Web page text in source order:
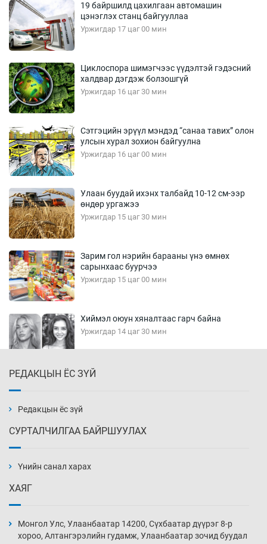
19 байршилд цахилгаан автомашин
цэнэглэх станц байгууллаа
Уржигдар 17 цаг 00 мин
Циклоспора шимэгчээс үүдэлтэй гэдэсний
халдвар дэгдэж болзошгүй
Уржигдар 16 цаг 30 мин
Сэтгэцийн эрүүл мэндэд “санаа тавих” олон
улсын хурал зохион байгуулна
Уржигдар 16 цаг 00 мин
Улаан буудай ихэнх талбайд 10-12 см-ээр
өндөр ургажээ
Уржигдар 15 цаг 30 мин
Зарим гол нэрийн барааны үнэ өмнөх
сарынхаас буурчээ
Уржигдар 15 цаг 00 мин
Хиймэл оюун хяналтаас гарч байна
Уржигдар 14 цаг 30 мин
Уржигдар 14 цаг 00 мин
нэмэгджээ
Уржигдар 13 цаг 30 мин
РЕДАКЦЫН ЁС ЗҮЙ
Редакцын ёс зүй
СУРТАЛЧИЛГАА БАЙРШУУЛАХ
Үнийн санал харах
ХАЯГ
Монгол Улс, Улаанбаатар 14200, Сүхбаатар дүүрэг 8-р
хороо, Алтангэрэлийн гудамж, Улаанбаатар зочид буудал